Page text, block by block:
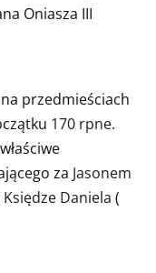
Oniasza III
przedmieściach
170 rpne.
za Jasonem
Księdze Daniela (